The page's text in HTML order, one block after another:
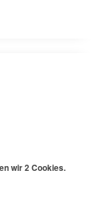
wir 2 Cookies.